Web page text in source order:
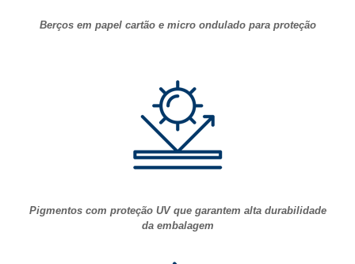
Berços em papel cartão e micro ondulado para proteção
Pigmentos com proteção UV que garantem alta durabilidade
da embalagem